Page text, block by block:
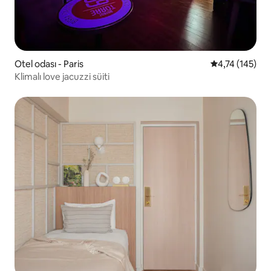
Otel odası - Paris 5 üzerinden
4,74 (145)
Klimalı love jacuzzi süiti